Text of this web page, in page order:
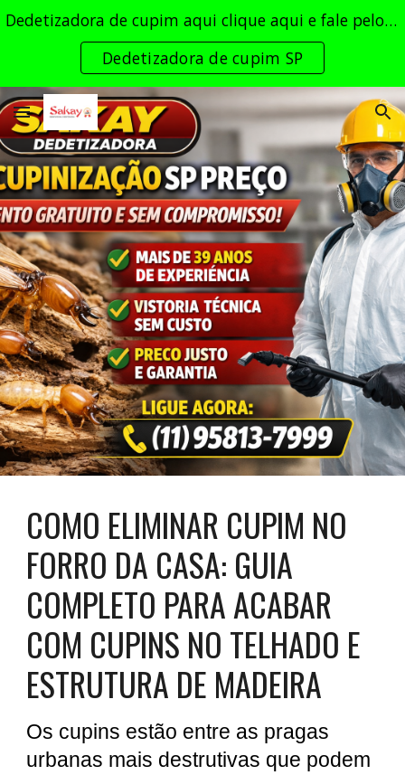
Skip to navigation
Dedetizadora de cupim aqui clique aqui e fale pelo whatsapp 24 horas
Dedetizadora de cupim SP
COMO ELIMINAR CUPIM NO
FORRO DA CASA: GUIA
COMPLETO PARA ACABAR
COM CUPINS NO TELHADO E
ESTRUTURA DE MADEIRA
Os cupins estão entre as pragas
urbanas mais destrutivas que podem